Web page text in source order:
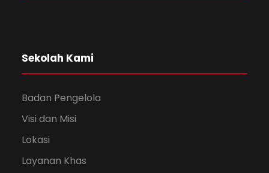
Sekolah Kami
Badan Pengelola
Visi dan Misi
Lokasi
Layanan Khas